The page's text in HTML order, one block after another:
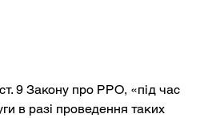
9 Закону про РРО, «під час
в разі проведення таких